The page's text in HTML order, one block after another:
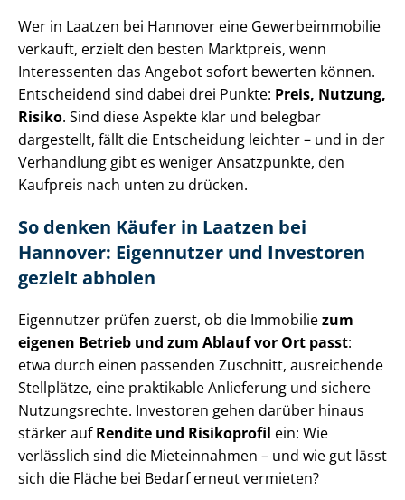
Wer in Laatzen bei Hannover eine Ge­wer­be­im­mo­bi­lie
verkauft, erzielt den besten Marktpreis, wenn
Interessenten das Angebot sofort bewerten können.
Entscheidend sind dabei drei Punkte: Preis, Nutzung,
Risiko. Sind diese Aspekte klar und belegbar
dargestellt, fällt die Entscheidung leichter – und in der
Verhandlung gibt es weniger Ansatzpunkte, den
Kaufpreis nach unten zu drücken.
So denken Käufer in Laatzen bei
Hannover: Eigennutzer und Investoren
gezielt abholen
Eigennutzer prüfen zuerst, ob die Immobiliezum
eigenen Betrieb und zum Ablauf vor Ort passt:
etwa durch einen passenden Zuschnitt, ausreichende
Stellplätze, eine praktikable Anlieferung und sichere
Nutzungsrechte. Investoren gehen darüber hinaus
stärker aufRendite und Risikoprofil ein: Wie
verlässlich sind die Mieteinnahmen – und wie gut lässt
sich die Fläche bei Bedarf erneut vermieten?